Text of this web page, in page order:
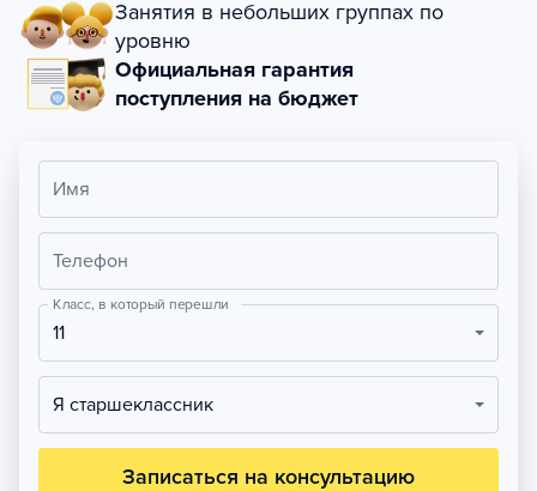
Занятия в небольших группах по
уровню
Официальная гарантия
поступления на бюджет
Имя
Телефон
Класс, в который перешли
11
Я старшеклассник
Записаться на консультацию